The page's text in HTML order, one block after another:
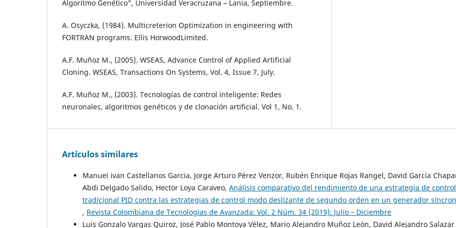
Algoritmo Genético", Universidad Veracruzana – Lania, Septiembre.
A. Osyczka, (1984). Multicreterion Optimization in engineering with
FORTRAN programs. Ellis HorwoodLimited.
A.F. Muñoz M., (2005). WSEAS, Advance Control of Applied Artificial
Cloning. WSEAS, Transactions On Systems, Vol. 4, Issue 7, July.
A.F. Muñoz M., (2003). Tecnologías de control inteligente: Redes
neuronales, algoritmos genéticos y de clonación artificial. Vol 1, No. 1.
Artículos similares
Manuel ivan Castellanos Garcia, Jorge Arturo Pérez Venzor, Rubén Enrique Rojas Rangel, David García
Abdi Delgado Salido, Hector Loya Caraveo, Análisis comparativo del rendimiento de una estrategia de control
tradicional PID contra las estrategias de control modo deslizante de segundo orden en un generador
, Revista Colombiana de Tecnologias de Avanzada: Vol. 2 Núm. 34 (2019): Julio – Diciembre
Luis Gonzalo Vargas Quiroz, José Pablo Montoya Vélez, Mario Alejandro Muñoz León, David Alejandro Salazar